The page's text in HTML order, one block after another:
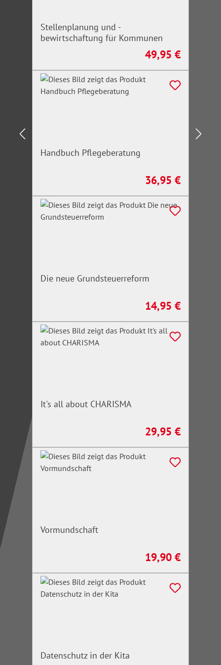
Stellenplanung und -
bewirtschaftung für Kommunen
Regulärer Preis:
49,95 €
Handbuch Pflegeberatung
Regulärer Preis:
36,95 €
Die neue Grundsteuerreform
Regulärer Preis:
14,95 €
It's all about CHARISMA
Regulärer Preis:
29,95 €
Vormundschaft
Regulärer Preis:
19,90 €
Datenschutz in der Kita